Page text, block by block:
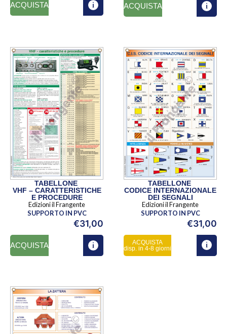
ACQUISTA ACQUISTA
TABELLONE
VHF – CARATTERISTICHE
E PROCEDURE
Edizioni il Frangente
SUPPORTO IN PVC
€31,00
ACQUISTA
TABELLONE
CODICE INTERNAZIONALE
DEI SEGNALI
Edizioni il Frangente
SUPPORTO IN PVC
€31,00
ACQUISTA
disp. in 4-8 giorni